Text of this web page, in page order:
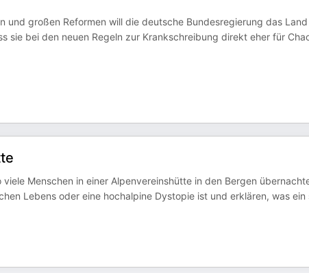
und großen Reformen will die deutsche Bundesregierung das
sie bei den neuen Regeln zur Krankschreibung direkt eher für
Menschen in einer Alpenvereinshütte in den Bergen
Lebens oder eine hochalpine Dystopie ist und erklären, was ein